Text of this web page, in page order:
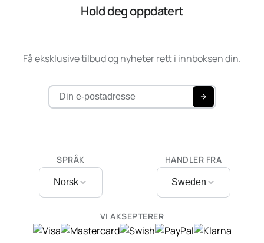
Hold deg oppdatert
Få eksklusive tilbud og nyheter rett i innboksen din.
SPRÅK
Norsk
VI AKSEPTERER
HANDLER FRA
Sweden